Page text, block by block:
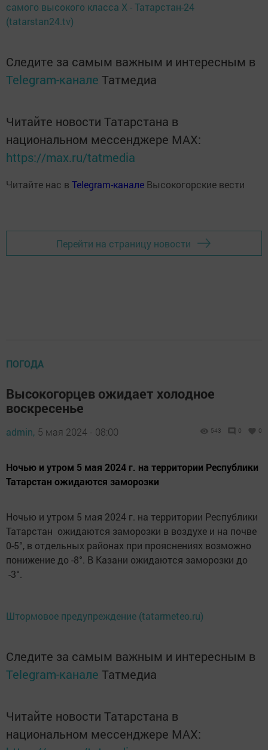
самого высокого класса X - Татарстан-24
(tatarstan24.tv)
Следите за самым важным и интересным в
Telegram-канале Татмедиа
Читайте новости Татарстана в
национальном мессенджере MАХ:
https://max.ru/tatmedia
Читайте нас в Telegram-канале Высокогорские вести
Перейти на страницу новости
ПОГОДА
Высокогорцев ожидает холодное
воскресенье
admin, 5 мая 2024 - 08:00 543 0 0
Ночью и утром 5 мая 2024 г. на территории Республики
Татарстан ожидаются заморозки
Ночью и утром 5 мая 2024 г. на территории Республики
Татарстан ожидаются заморозки в воздухе и на почве
0-5°, в отдельных районах при прояснениях возможно
понижение до -8°. В Казани ожидаются заморозки до
-3°.
Штормовое предупреждение (tatarmeteo.ru)
Следите за самым важным и интересным в
Telegram-канале Татмедиа
Читайте новости Татарстана в
национальном мессенджере MАХ: